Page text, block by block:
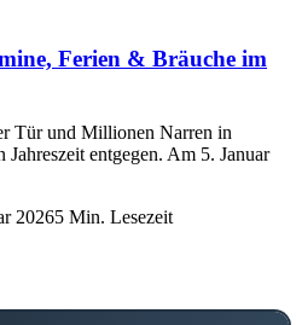
Ferien & Bräuche im
Tür und Millionen Narren in
entgegen. Am 5. Januar
20265 Min. Lesezeit